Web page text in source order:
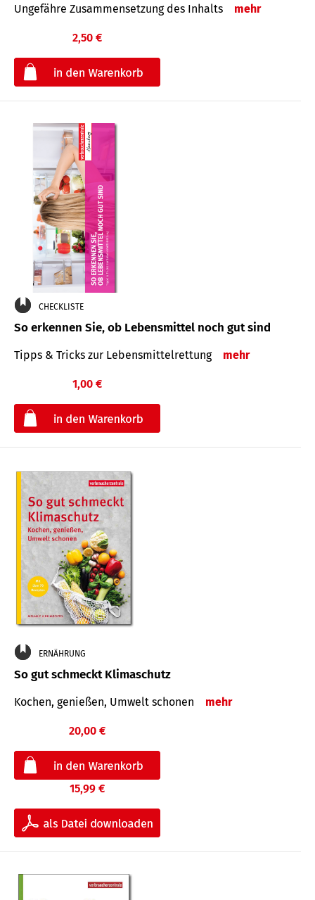
Ungefähre Zusammensetzung des Inhalts mehr
2,50 €
CHECKLISTE
So erkennen Sie, ob Lebensmittel noch gut sind
Tipps & Tricks zur Lebensmittelrettung mehr
1,00 €
ERNÄHRUNG
So gut schmeckt Klimaschutz
Kochen, genießen, Umwelt schonen mehr
20,00 €
15,99 €